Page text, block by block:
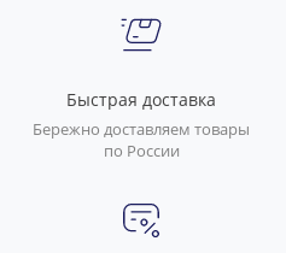
Быстрая доставка
Бережно доставляем товары
по России